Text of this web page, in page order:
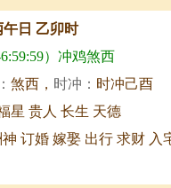
日 乙卯时
）冲鸡煞西
煞西， 时冲： 时冲己酉
星 贵人 长生 天德
订婚 嫁娶 出行 求财 入